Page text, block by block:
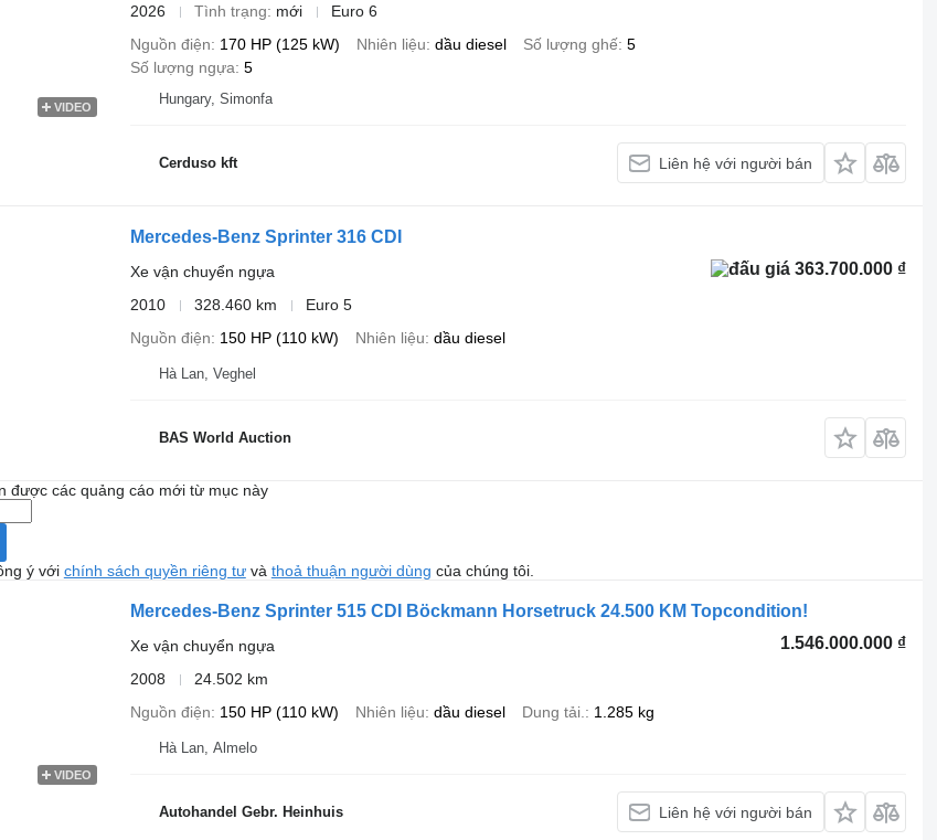
VIDEO
2026
Tình trạng mới
Euro 6
Nguồn điện
170 HP (125 kW) Nhiên liệu dầu diesel Số lượng ghế 5
Số lượng ngựa 5
Hungary, Simonfa
Cerduso kft Liên hệ với người bán
Mercedes-Benz Sprinter 316 CDI
363.700.000 ₫
Xe vận chuyển ngựa
2010
328.460 km
Euro 5
Nguồn điện
150 HP (110 kW) Nhiên liệu dầu diesel
Hà Lan, Veghel
BAS World Auction
được các quảng cáo mới từ mục này
ý với chính sách quyền riêng tưvà thoả thuận người dùng của chúng tôi.
VIDEO
Mercedes-Benz Sprinter 515 CDI Böckmann Horsetruck 24.500 KM Topcondition!
1.546.000.000 ₫
Xe vận chuyển ngựa
2008
24.502 km
Nguồn điện
150 HP (110 kW) Nhiên liệu dầu diesel Dung tải. 1.285 kg
Hà Lan, Almelo
Autohandel Gebr. Heinhuis Liên hệ với người bán